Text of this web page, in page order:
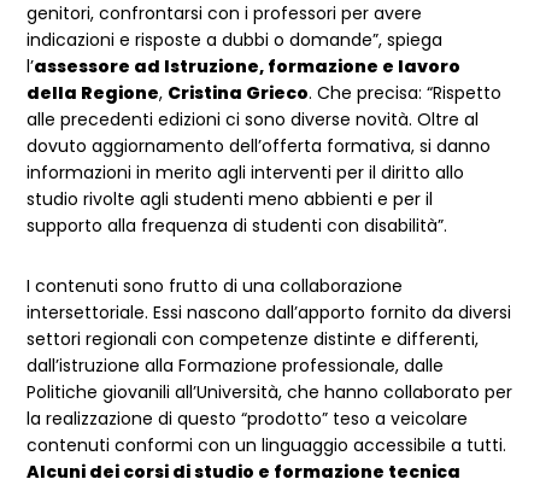
genitori, confrontarsi con i professori per avere
indicazioni e risposte a dubbi o domande”, spiega
l’assessore ad Istruzione, formazione e lavoro
della Regione, Cristina Grieco. Che precisa: “Rispetto
alle precedenti edizioni ci sono diverse novità. Oltre al
dovuto aggiornamento dell’offerta formativa, si danno
informazioni in merito agli interventi per il diritto allo
studio rivolte agli studenti meno abbienti e per il
supporto alla frequenza di studenti con disabilità”.
I contenuti sono frutto di una collaborazione
intersettoriale. Essi nascono dall’apporto fornito da diversi
settori regionali con competenze distinte e differenti,
dall’istruzione alla Formazione professionale, dalle
Politiche giovanili all’Università, che hanno collaborato per
la realizzazione di questo “prodotto” teso a veicolare
contenuti conformi con un linguaggio accessibile a tutti.
Alcuni dei corsi di studio e formazione tecnica